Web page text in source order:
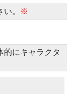
。 ※
的にキャラクタ